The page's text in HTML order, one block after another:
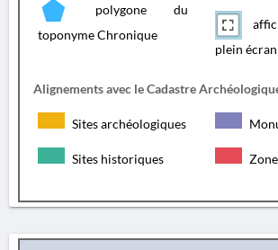
polygone du
toponyme Chronique
plein écran
Alignements avec le Cadastre
Sites archéologiques
Sites historiques